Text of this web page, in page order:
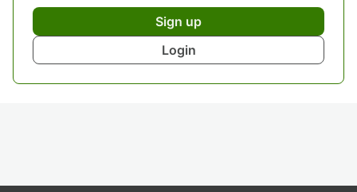
Sign up
Login